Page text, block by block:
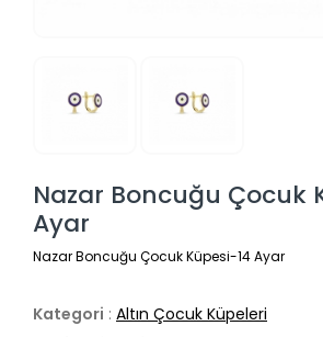
Nazar Boncuğu Çocuk
Ayar
Nazar Boncuğu Çocuk Küpesi-14 Ayar
Kategori : Altın Çocuk Küpeleri